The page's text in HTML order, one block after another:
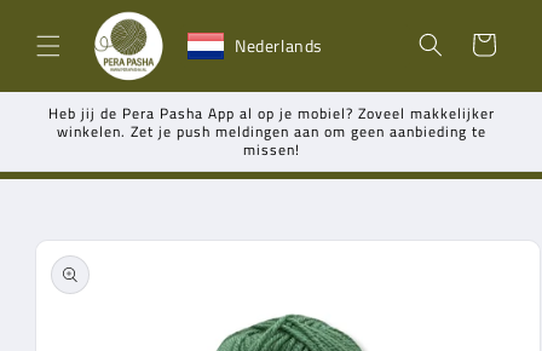
naar de
content Nederlands Winkelwagen
Heb jij de Pera Pasha App al op je mobiel? Zoveel makkelijker
winkelen. Zet je push meldingen aan om geen aanbieding te
missen!
direct naar